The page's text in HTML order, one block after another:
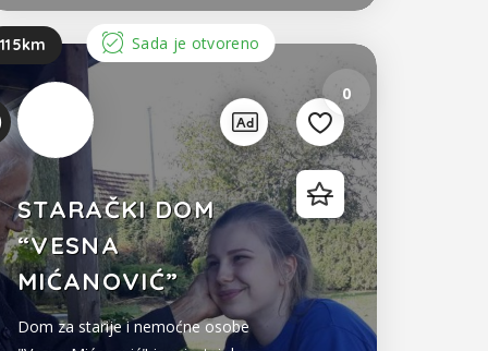
115km Sada je otvoreno
0
STARAČKI DOM
“VESNA
MIĆANOVIĆ”
Dom za starije i nemoćne osobe